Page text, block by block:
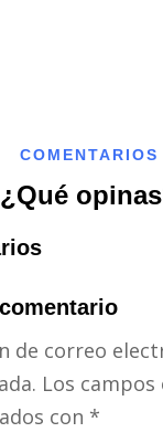
COMENTARIOS
¿Qué
de correo
Los
con *